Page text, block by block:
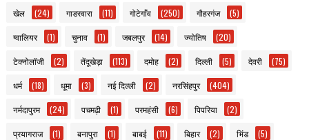
खेल (24) गाडरवारा (11) गोटेगाँव (250) गौहरगंज (5)
ग्वालियर (1) चुनाव (1) जबलपुर (14) ज्योतिष (20)
टेक्नोलॉजी (2) तेंदूखेड़ा (113) दमोह (2) दिल्ली (5) देवरी (75)
धर्म (18) धूमा (3) नई दिल्ली (2) नरसिंहपुर (404)
नर्मदापुरम (24) पचमढ़ी (1) परमहंसी (6) पिपरिया (2)
प्रयागराज (1) बनापुरा (1) बाबई (11) बिहार (2) भिंड (5)